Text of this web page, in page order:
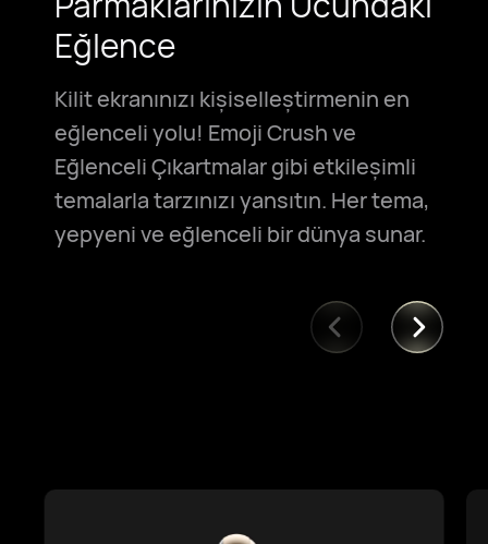
Eğlence
Kilit ekranınızı kişiselleştirmenin en
eğlenceli yolu! Emoji Crush ve
Eğlenceli Çıkartmalar gibi etkileşimli
temalarla tarzınızı yansıtın. Her tema,
yepyeni ve eğlenceli bir dünya sunar.